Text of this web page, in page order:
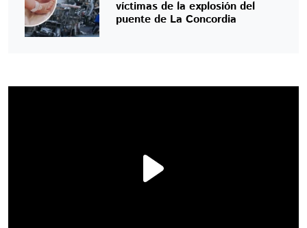
víctimas de la explosión del
puente de La Concordia